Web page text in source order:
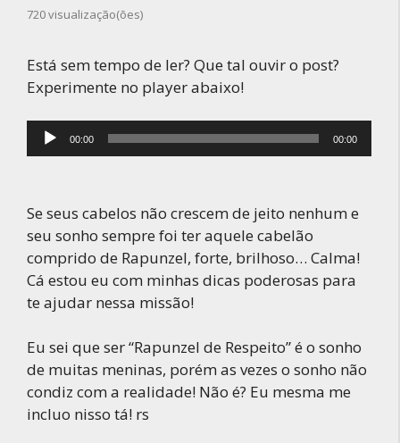
720 visualização(ões)
Está sem tempo de ler? Que tal ouvir o post?
Experimente no player abaixo!
Tocador
de
00:00 00:00
Se seus cabelos não crescem de jeito nenhum e
seu sonho sempre foi ter aquele cabelão
comprido de Rapunzel, forte, brilhoso… Calma!
Cá estou eu com minhas dicas poderosas para
te ajudar nessa missão!
Eu sei que ser “Rapunzel de Respeito” é o sonho
de muitas meninas, porém as vezes o sonho não
condiz com a realidade! Não é? Eu mesma me
incluo nisso tá! rs